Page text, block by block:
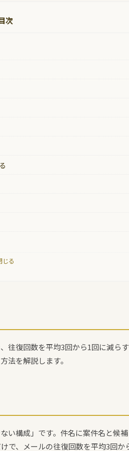
次
じる
往復回数を平均3回から1回に減ら
法を解説します。
い構成」です。件名に案件名と候
、メールの往復回数を平均3回か